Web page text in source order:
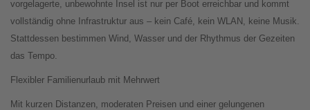
vorgelagerte, unbewohnte Insel ist nur per Boot erreichbar und kommt
vollständig ohne Infrastruktur aus – kein Café, kein WLAN, keine Musik.
Stattdessen bestimmen Wind, Wasser und der Rhythmus der Gezeiten
das Tempo.
Flexibler Familienurlaub mit Mehrwert
Mit kurzen Distanzen, moderaten Preisen und einer gelungenen